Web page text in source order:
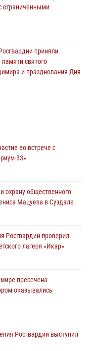
ограниченными
приняли
святого
и празднования Дня
Росгвардейскую
общественного
Управления
Росгвардии проверил
во встрече с
33»
охрану общественного
Мацуева в Суздале
Росгвардии проверил
лагеря «Икар»
пресечена
оказывались
Росгвардии выступил